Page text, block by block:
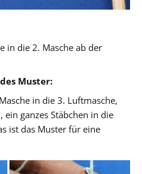
in die 2. Masche ab der
Muster:
in die 3. Luftmasche,
ein ganzes Stäbchen in die
ist das Muster für eine